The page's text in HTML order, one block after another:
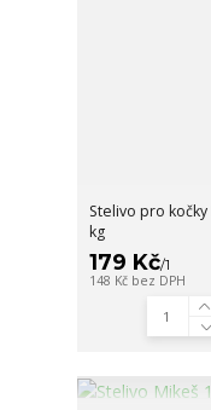
Stelivo pro
kg
179 Kč/1
148 Kč bez DPH